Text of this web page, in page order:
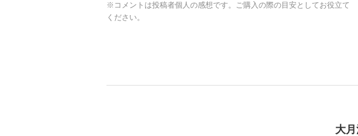
※コメントは投稿者個人の感想です。ご購入の際の目安としてお役立て
ください。
大